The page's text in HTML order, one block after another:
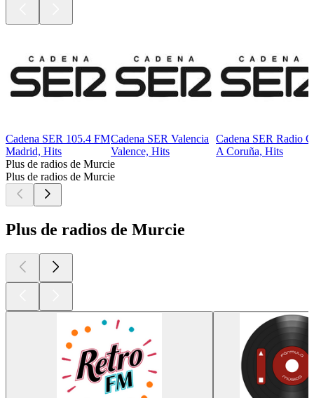
Cadena SER 105.4 FM
Madrid, Hits
Cadena SER Valencia
Valence, Hits
Cadena SER Radio
A Coruña, Hits
Plus de radios de Murcie
Plus de radios de Murcie
Plus de radios de Murcie